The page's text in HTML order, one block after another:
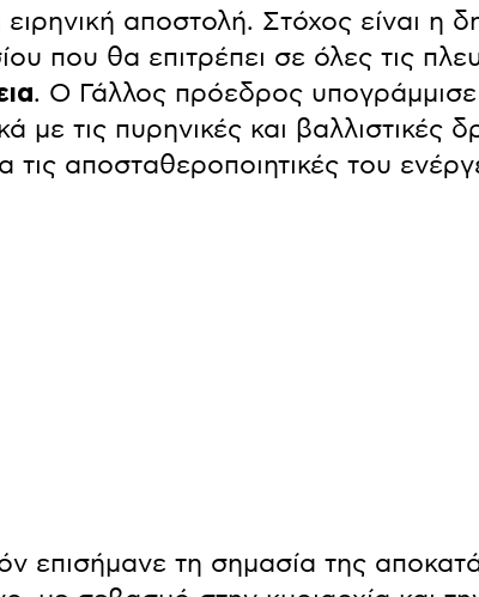
αποστολή. Στόχος είναι η
που θα επιτρέπει σε όλες τις
. Ο Γάλλος πρόεδρος
με τις πυρηνικές και βαλλιστικές
τις αποσταθεροποιητικές του
επισήμανε τη σημασία της